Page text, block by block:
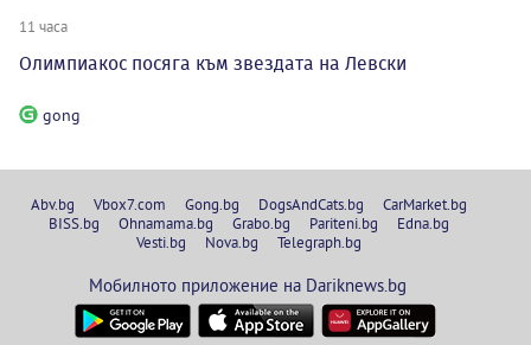
11 часа
Олимпиакос посяга към звездата на Левски
gong
Abv.bg Vbox7.com Gong.bg DogsAndCats.bg
CarMarket.bg
BISS.bg
Ohnamama.bg Grabo.bg Pariteni.bg
Edna.bg
Vesti.bg
Nova.bg Telegraph.bg
Мобилното приложение на Dariknews.bg